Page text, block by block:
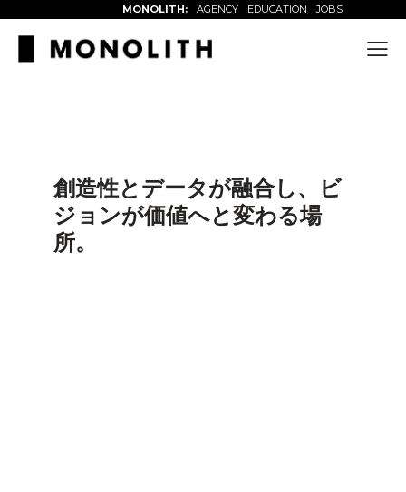
MONOLITH: AGENCY EDUCATION JOBS
創造性とデータが融合し、ビ
ジョンが価値へと変わる場
所。